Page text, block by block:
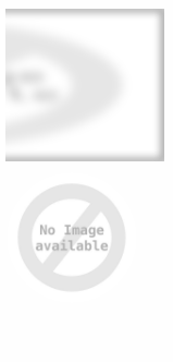
ایزوگام کار
اسماعیل